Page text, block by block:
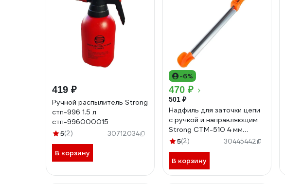
419 ₽
Ручной распылитель Strong
стп-996 1.5 л
стп-996000015
5(2) 30712034
В корзину
-6%
470 ₽
501 ₽
Надфиль для заточки цепи
с ручкой и направляющим
Strong СТМ-510 4 мм
стм-51000040
5(2) 30445442
В корзину